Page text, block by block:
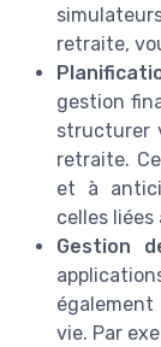
retraite,
gestion
structurer
retraite.
et à
celles
Gestion
vie. Par